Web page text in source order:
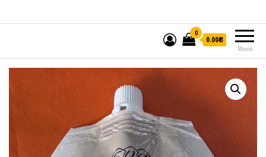
Меню
0
0.00₴